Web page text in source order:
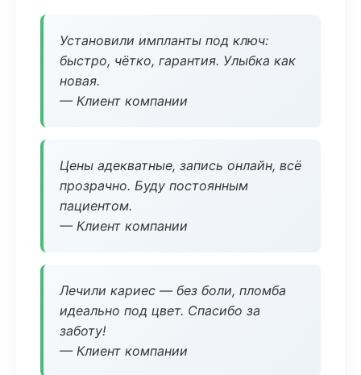
Установили импланты под ключ:
быстро, чётко, гарантия. Улыбка как
новая.
— Клиент компании
Цены адекватные, запись онлайн, всё
прозрачно. Буду постоянным
пациентом.
— Клиент компании
Лечили кариес — без боли, пломба
идеально под цвет. Спасибо за
заботу!
— Клиент компании